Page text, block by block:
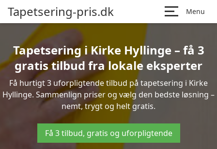
Tapetsering-pris.dk Menu
Tapetsering i Kirke Hyllinge – få 3
gratis tilbud fra lokale eksperter
Få hurtigt 3 uforpligtende tilbud på tapetsering i Kirke
Hyllinge. Sammenlign priser og vælg den bedste løsning –
nemt, trygt og helt gratis.
Få 3 tilbud, gratis og uforpligtende